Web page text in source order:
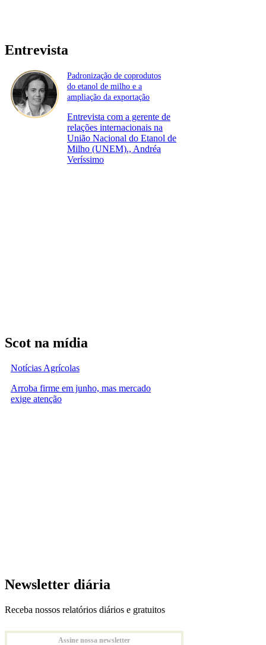
Entrevista
Padronização de coprodutos
do etanol de milho e a
ampliação da exportação
Entrevista com a gerente de
relações internacionais na
União Nacional do Etanol de
Milho (UNEM)., Andréa
Veríssimo
Scot na mídia
Notícias Agrícolas
Arroba firme em junho, mas mercado
exige atenção
Newsletter diária
Receba nossos relatórios diários e gratuitos
Assine nossa newsletter